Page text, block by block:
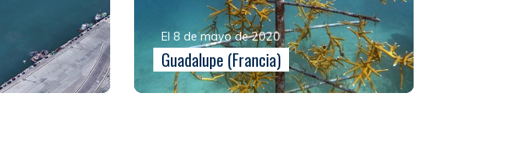
El 8 de mayo de 2020
Guadalupe (Francia)